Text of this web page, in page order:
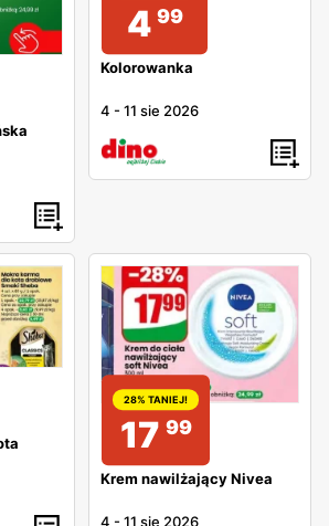
4 99
Kolorowanka
4 -11 sie 2026
28% TANIEJ!
17 99
Krem nawilżający Nivea
4 -11 sie 2026